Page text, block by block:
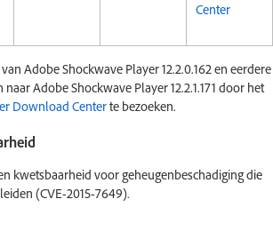
Center
Adobe Shockwave Player 12.2.0.162 en eerdere
Adobe Shockwave Player 12.2.1.171 door het
Download Centerte bezoeken.
kwetsbaarheid voor geheugenbeschadiging die
(CVE-2015-7649).